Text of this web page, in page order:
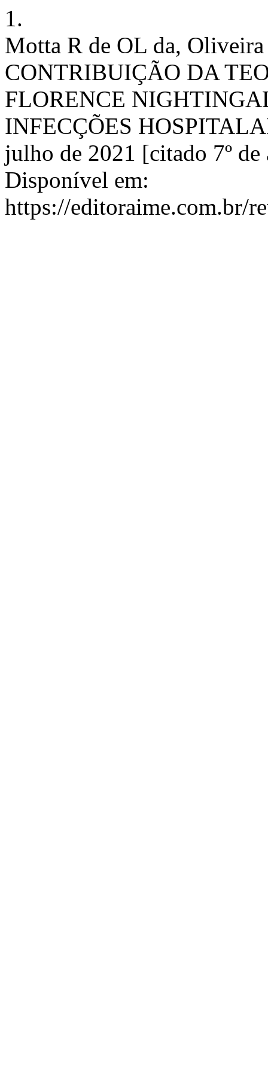
1.
Motta R de OL da,
CONTRIBUIÇÃO DA
FLORENCE
INFECÇÕES
julho de 2021 [citado 7º
Disponível em:
https://editoraime.com.br/